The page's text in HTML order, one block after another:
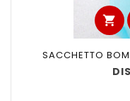
shopping_cart
SACCHETTO